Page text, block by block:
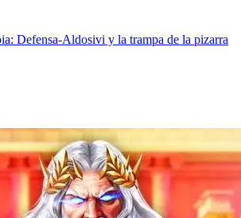
Defensa-Aldosivi y la trampa de la pizarra